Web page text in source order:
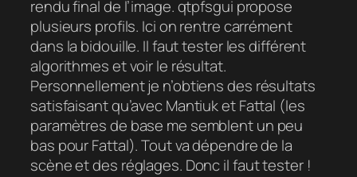
rendu final de l’image. qtpfsgui propose
plusieurs profils. Ici on rentre carrément
dans la bidouille. Il faut tester les différent
algorithmes et voir le résultat.
Personnellement je n’obtiens des résultats
satisfaisant qu’avec Mantiuk et Fattal (les
paramètres de base me semblent un peu
bas pour Fattal). Tout va dépendre de la
scène et des réglages. Donc il faut tester !